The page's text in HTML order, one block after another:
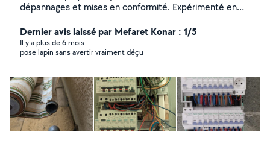
dépannages et mises en conformité. Expérimenté en
divers travaux de bricolage et aide à domicile. Sérieux et
efficace.
Dernier avis laissé par Mefaret Konar : 1/5
Il y a plus de 6 mois
pose lapin sans avertir vraiment déçu